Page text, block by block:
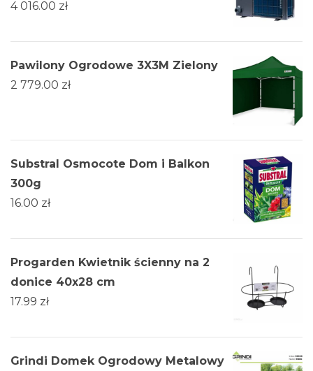
4 016.00 zł
Pawilony Ogrodowe 3X3M Zielony
2 779.00 zł
Substral Osmocote Dom i Balkon
300g
16.00 zł
Progarden Kwietnik ścienny na 2
donice 40x28 cm
17.99 zł
Grindi Domek Ogrodowy Metalowy